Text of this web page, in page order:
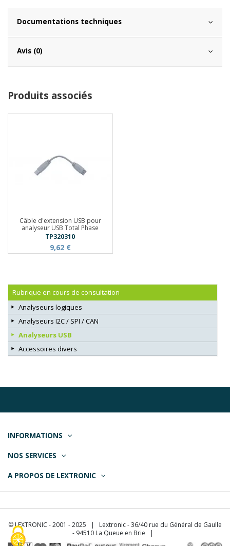
Documentations techniques
Avis (0)
Produits associés
Câble d'extension USB pour
analyseur USB Total Phase
TP320310
9,62 €
Rubrique en cours de consultation
Analyseurs logiques
Analyseurs I2C / SPI / CAN
Analyseurs USB
Accessoires divers
INFORMATIONS
NOS SERVICES
A PROPOS DE LEXTRONIC
© LEXTRONIC - 2001 - 2025 | Lextronic - 36/40 rue du Général de Gaulle
- 94510 La Queue en Brie |